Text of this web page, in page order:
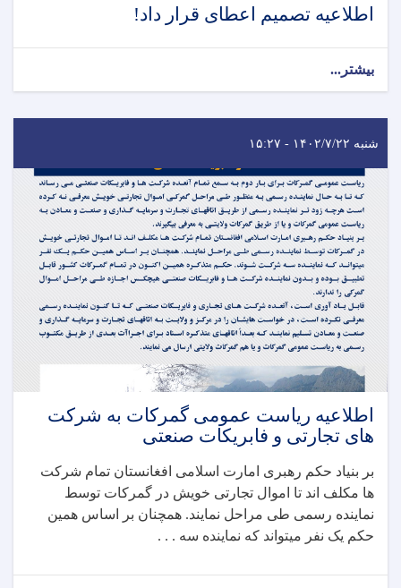
اطلاعیه تصمیم اعطای قرار داد!
بیشتر...
شنبه ۱۴۰۲/۷/۲۲ - ۱۵:۲۷
اطلاعیه ریاست عمومی گمرکات به شرکت
های تجارتی و فابریکات صنعتی
بر بنیاد حکم رهبری امارت اسلامی افغانستان تمام شرکت
ها مکلف اند تا اموال تجارتی خویش در گمرکات توسط
نماینده رسمی طی مراحل نمایند. همچنان بر اساس همین
حکم یک نفر میتواند که نماینده سه . . .